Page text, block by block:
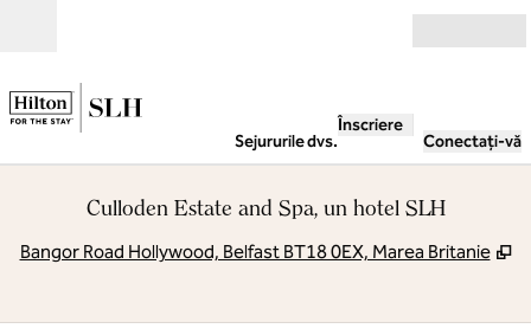
Sejururile dvs.
Înscriere
Conectați-vă
Culloden Estate and Spa, un hotel SLH
Bangor Road Hollywood, Belfast BT18 0EX, Marea Britanie ,